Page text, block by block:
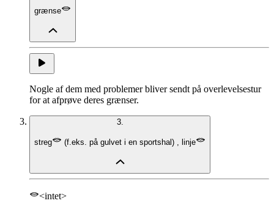
grænse
Nogle af dem med problemer bliver sendt på overlevelsestur
for at afprøve deres grænser.
3.
streg (f.eks. på gulvet i en sportshal) linje
<intet>